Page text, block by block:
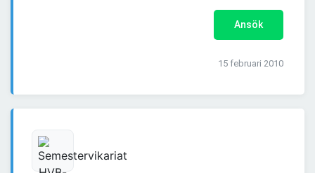
Ansök
15 februari 2010